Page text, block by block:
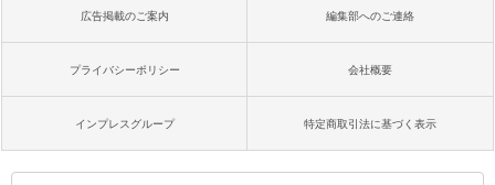
広告掲載のご案内 編集部へのご連絡
プライバシーポリシー 会社概要
インプレスグループ 特定商取引法に基づく表示